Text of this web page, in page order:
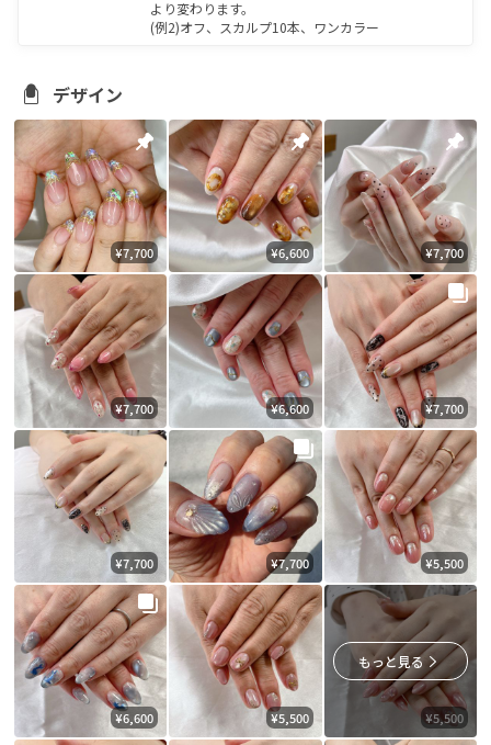
より変わります。
(例2)オフ、スカルプ10本、ワンカラー
デザイン
¥7,700 ¥6,600 ¥7,700
¥7,700 ¥6,600 ¥7,700
¥7,700 ¥7,700 ¥5,500
¥6,600 ¥5,500 ¥5,500
もっと見る